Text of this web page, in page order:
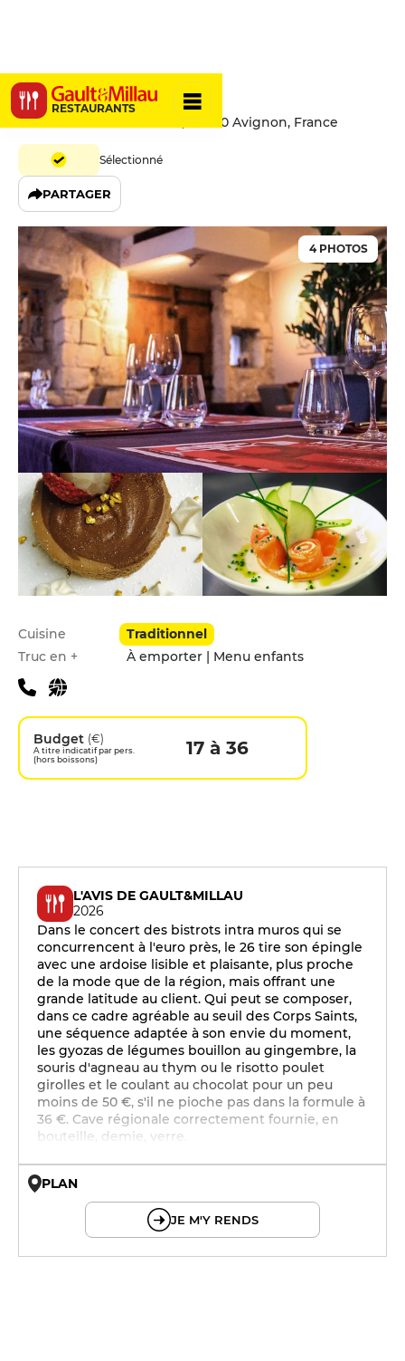
RESTAURANTS
Le 26
26 Rue des Trois Faucons, 84000 Avignon, France
Sélectionné
PARTAGER
4 PHOTOS
Infos pratiques
Cuisine
Traditionnel
Truc en +
À emporter | Menu enfants
Budget (€)
A titre indicatif par pers.
(hors boissons)
17 à 36
L'AVIS DE GAULT&MILLAU
2026
Dans le concert des bistrots intra muros qui se
concurrencent à l'euro près, le 26 tire son épingle
avec une ardoise lisible et plaisante, plus proche
de la mode que de la région, mais offrant une
grande latitude au client. Qui peut se composer,
dans ce cadre agréable au seuil des Corps Saints,
une séquence adaptée à son envie du moment,
les gyozas de légumes bouillon au gingembre, la
souris d'agneau au thym ou le risotto poulet
girolles et le coulant au chocolat pour un peu
moins de 50 €, s'il ne pioche pas dans la formule à
36 €. Cave régionale correctement fournie, en
bouteille, demie, verre.
PLAN
JE M'Y RENDS